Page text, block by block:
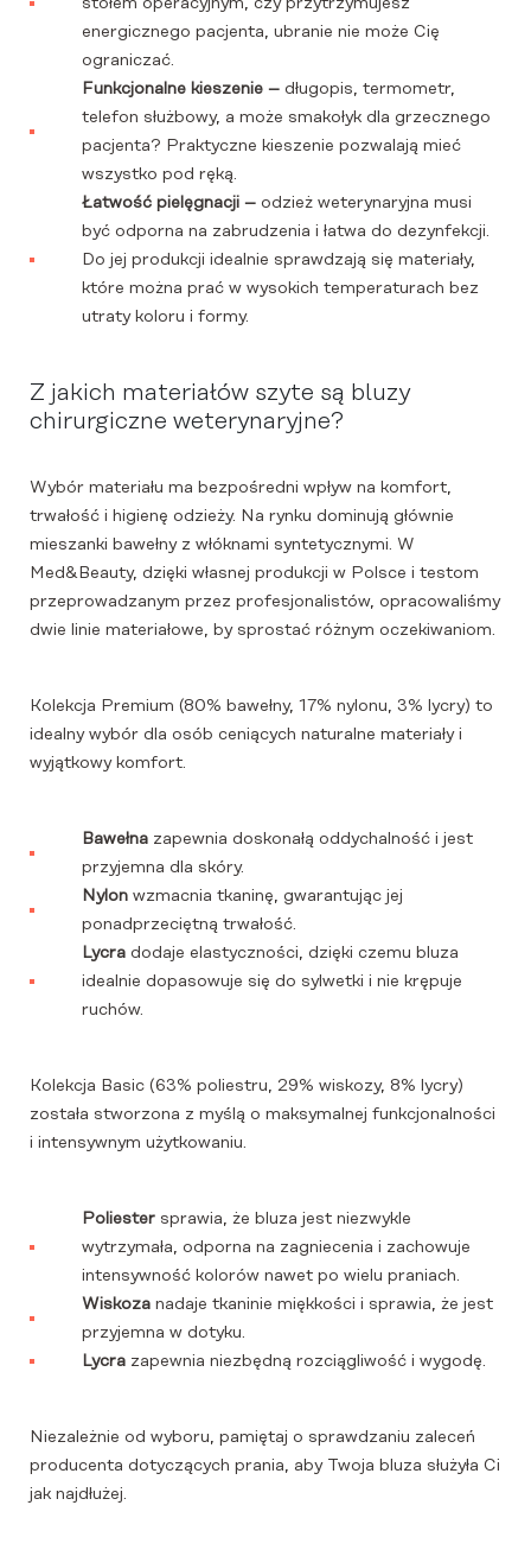
energicznego pacjenta, ubranie nie może Cię
ograniczać.
Funkcjonalne kieszenie – długopis, termometr,
telefon służbowy, a może smakołyk dla grzecznego
pacjenta? Praktyczne kieszenie pozwalają mieć
wszystko pod ręką.
Łatwość pielęgnacji – odzież weterynaryjna musi
być odporna na zabrudzenia i łatwa do dezynfekcji.
Do jej produkcji idealnie sprawdzają się materiały,
które można prać w wysokich temperaturach bez
utraty koloru i formy.
Z jakich materiałów szyte są bluzy
chirurgiczne weterynaryjne?
Wybór materiału ma bezpośredni wpływ na komfort,
trwałość i higienę odzieży. Na rynku dominują głównie
mieszanki bawełny z włóknami syntetycznymi. W
Med&Beauty, dzięki własnej produkcji w Polsce i testom
przeprowadzanym przez profesjonalistów, opracowaliśmy
dwie linie materiałowe, by sprostać różnym oczekiwaniom.
Kolekcja Premium (80% bawełny, 17% nylonu, 3% lycry) to
idealny wybór dla osób ceniących naturalne materiały i
wyjątkowy komfort.
Bawełna zapewnia doskonałą oddychalność i jest
przyjemna dla skóry.
Nylon wzmacnia tkaninę, gwarantując jej
ponadprzeciętną trwałość.
Lycra dodaje elastyczności, dzięki czemu bluza
idealnie dopasowuje się do sylwetki i nie krępuje
ruchów.
Kolekcja Basic (63% poliestru, 29% wiskozy, 8% lycry)
została stworzona z myślą o maksymalnej funkcjonalności
i intensywnym użytkowaniu.
Poliester sprawia, że bluza jest niezwykle
wytrzymała, odporna na zagniecenia i zachowuje
intensywność kolorów nawet po wielu praniach.
Wiskoza nadaje tkaninie miękkości i sprawia, że jest
przyjemna w dotyku.
Lycra zapewnia niezbędną rozciągliwość i wygodę.
Niezależnie od wyboru, pamiętaj o sprawdzaniu zaleceń
producenta dotyczących prania, aby Twoja bluza służyła Ci
jak najdłużej.